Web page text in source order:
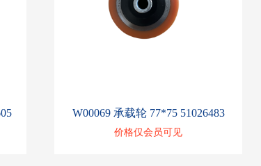
W00069 承载轮 77*75 51026483
价格仅会员可见